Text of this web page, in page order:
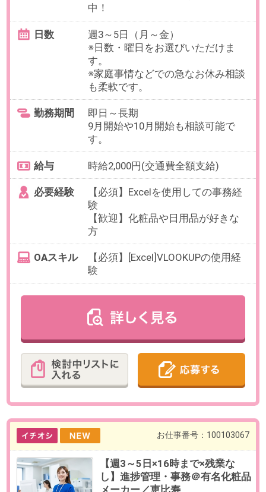
恵比寿駅 徒歩8分 / 広尾駅 徒
歩13分 / 代官山駅 徒歩15分
10:00～19:00の中で、実働5時間以
上でお選びいただけます。
【例】10:00～16:00、11:00～
17:00（休憩60分）など
日数 週3～5日（月～金）
※日数・曜日はお選びいただけま
す。
※お休み相談も柔軟にご対応いただ
即日～長期
※9月開始や10月開始など開始日は
ご相談ください。
時給2,000円(交通費全額支給)
業務の経験
Excel：既存フォーマットへの入力
（関数を崩さず入力できればOK）
＠恵比寿【週3～×16時退社可】
柔軟剤「ランドリン」開発企業で
英文使用の貿易事務